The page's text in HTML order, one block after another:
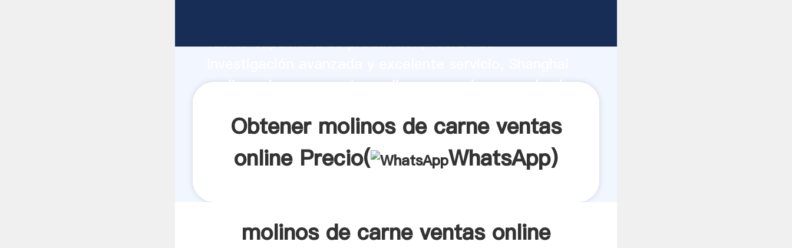
fuerte capacidad de producción, fuerza de
molinos de carne ventas online proveedor crea el valor
Obtener molinos de carne ventas
online Precio(
WhatsApp)
molinos de carne ventas online